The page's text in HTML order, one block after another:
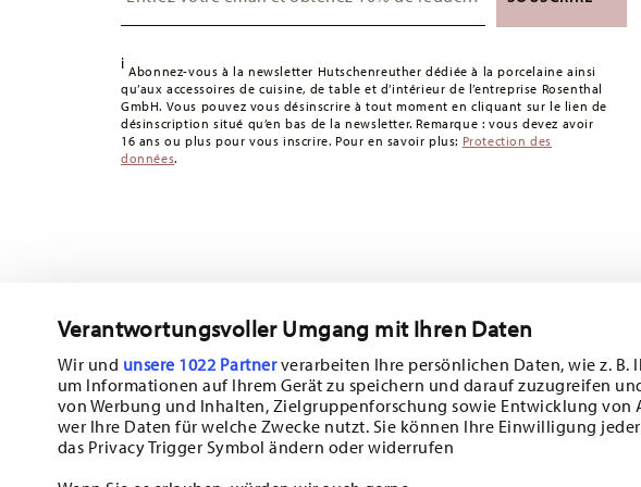
Verantwortungsvoller Umgang mit Ihren Daten
Wir und unsere 1022 Partnerverarbeiten Ihre persönlichen Daten, wie z. B.
um Informationen auf Ihrem Gerät zu speichern und darauf zuzugreifen
von Werbung und Inhalten, Zielgruppenforschung sowie Entwicklung von
wer Ihre Daten für welche Zwecke nutzt. Sie können Ihre Einwilligung
das Privacy Trigger Symbol ändern oder widerrufen
5-7 jours ouvrables pour les articles en stock.
délais de livraison vers d'autres paysici.
Retours :Pour les retours, veuillez utiliser notreservice de retour.
i Abonnez-vous à la newsletter Hutschenreuther dédiée à la porcelaine ainsi
qu’aux accessoires de cuisine, de table et d’intérieur de l’entreprise Rosenthal
GmbH. Vous pouvez vous désinscrire à tout moment en cliquant sur le lien de
désinscription situé qu’en bas de la newsletter. Remarque : vous devez avoir
16 ans ou plus pour vous inscrire. Pour en savoir plus: Protection des
données.
Suivez-
Abonnez-vous à notre newsletter et recevez une réduction de 10%!
Tiens-toi au courant des nouveautés, des tendances et
des offres spéciales.